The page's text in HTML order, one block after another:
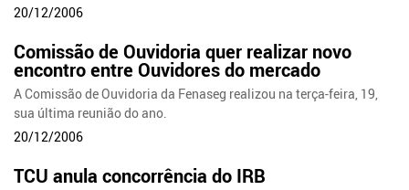
20/12/2006
Comissão de Ouvidoria quer realizar novo
encontro entre Ouvidores do mercado
A Comissão de Ouvidoria da Fenaseg realizou na terça-feira, 19,
sua última reunião do ano.
20/12/2006
TCU anula concorrência do IRB